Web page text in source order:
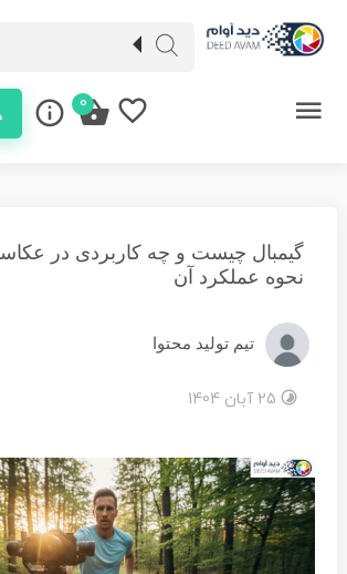
0
گیمبال چیست و چه کاربردی در
نحوه عملکرد آن
تیم تولید محتوا
25 آبان 1404